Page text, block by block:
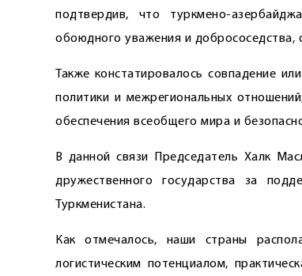
подтвердив, что туркмено-
обоюдного уважения и добрососедства,
Также констатировалось совпадение
политики и межрегиональных
обеспечения всеобщего мира и
В данной связи Председатель Халк
дружественного государства за
Туркменистана.
Как отмечалось, наши страны
логистическим потенциалом,